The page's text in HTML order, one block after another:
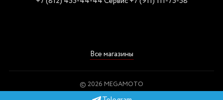
Все магазины
© 2026 MEGAMOTO
Пользовательское соглашение